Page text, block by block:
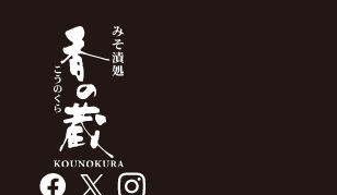
facebook instagram